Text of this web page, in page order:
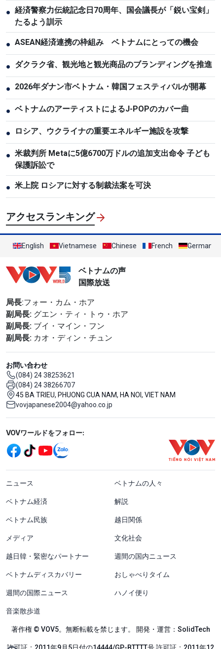
● 経済警察力伝統記念日70周年、国会議長が「鋭い宝剣」
たるよう訓示
● ASEAN経済連携の枠組み ベトナムにとっての機会
● ダクラク省、観光地と観光商品のブランディングを推進
● 2026年ダナン市ベトナム・韓国フェスティバルが開幕
● ベトナムのアーティストによるJ-POPのカバー曲
● ロシア、ウクライナの重要エネルギー施設を攻撃
● 米裁判所 Metaに5億6700万ドルの追加支出命令 子ども
保護訴訟で
● 米上院 ロシアに対する制裁法案を可決
アクセスランキング
English Vietnamese Chinese French German
ベトナムの声
国際放送
局長:フォー・カム・ホア
副局長: グエン・ティ・トゥ・ホア
副局長: ブイ・マイン・フン
副局長: カオ・ディン・チュン
お問い合わせ
(084) 24 38253621
(084) 24 38266707
45 BA TRIEU, PHUONG CUA NAM, HA NOI, VIET NAM
vovjapanese2004@yahoo.co.jp
Mạng xã hội
VOVワールドをフォロー:
menu footer tiếng Nhật
ニュース ベトナムの人々
ベトナム経済 解説
ベトナム民族 越日関係
メディア 文化社会
越日韓・緊密なパートナー 週間の国内ニュース
ベトナムディスカバリー おしゃべりタイム
週間の国際ニュース ハノイ便り
音楽散歩道
著作権 © VOV5。無断転載を禁じます。 開発・運営：SolidTech